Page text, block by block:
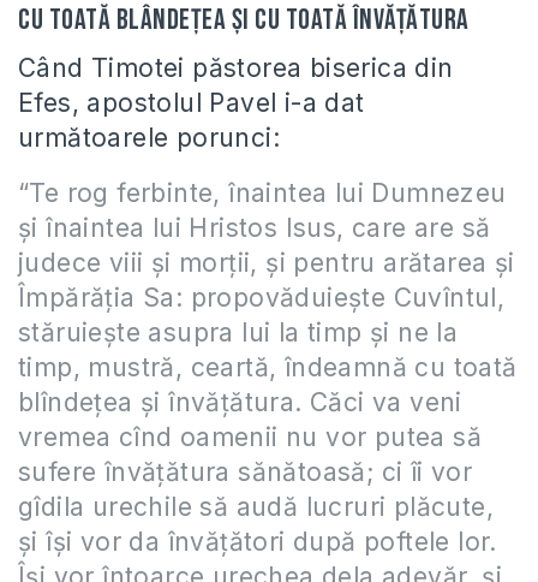
Cu toată blândețea și cu toată învățătura
Când Timotei păstorea biserica din
Efes, apostolul Pavel i-a dat
următoarele porunci:
“Te rog ferbinte, înaintea lui Dumnezeu
și înaintea lui Hristos Isus, care are să
judece viii și morții, și pentru arătarea și
Împărăția Sa: propovăduiește Cuvîntul,
stăruiește asupra lui la timp și ne la
timp, mustră , ceartă, îndeamnă cu toată
blîndețea și învățătura. Căci va veni
vremea cînd oamenii nu vor putea să
sufere învățătura sănătoasă; ci îi vor
gîdila urechile să audă lucruri plăcute,
și își vor da învățători după poftele lor.